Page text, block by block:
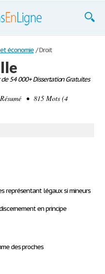
économie /Droit
54 000+ Dissertation Gratuites
• 815 Mots (4
représentant légaux si mineurs
en principe
des proches